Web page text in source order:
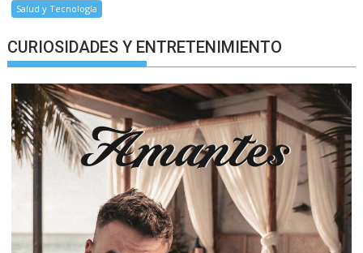
Salud y Tecnología
CURIOSIDADES Y ENTRETENIMIENTO